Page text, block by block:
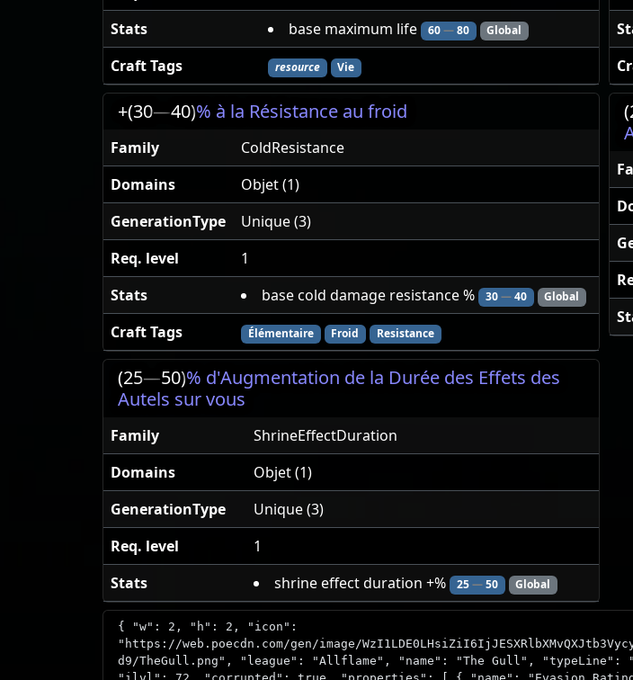
Stats
base maximum life 60—80 Global
Craft Tags resource Vie
+(30—40)% à la Résistance au froid
Family
ColdResistance
Domains
Objet (1)
GenerationType
Unique (3)
Req. level
1
Stats
base cold damage resistance % 30—40 Global
Craft Tags Élémentaire Froid Resistance
(25—50)% d'Augmentation de la Durée des Effets des
Autels sur vous
Family
ShrineEffectDuration
Domains
Objet (1)
GenerationType
Unique (3)
Req. level
1
Stats
shrine effect duration +% 25—50 Global
{ "w": 2, "h": 2, "icon":
"https://web.poecdn.com/gen/image/
d9/TheGull.png", "league": "Allflame", "name": "The Gull", "typeLine":